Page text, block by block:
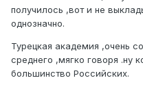
Донорка, конечно,
но после пол года все
У товарища хороший
быть ему вообще больше
получилось ,вот и не
однозначно.
Турецкая академия ,очень
среднего ,мягко говоря .ну
большинство Российских.